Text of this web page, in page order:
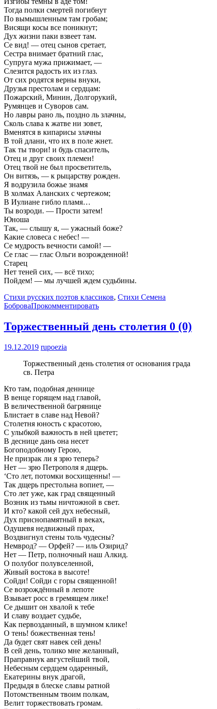
Тогда полки смертей погибнут
По вымышленным там гробам;
Висящи косы все поникнут;
Дух жизни паки взвеет там.
Се вид! — отец сынов сретает,
Сестра внимает братний глас,
Супруга мужа прижимает, —
Слезится радость их из глаз.
От сих родятся верны внуки,
Друзья престолам и сердцам:
Пожарский, Минин, Долгорукий,
Румянцев и Суворов сам.
Но лавры рано ль, поздно ль злачны,
Сколь слава к жатве ни зовет,
Вменятся в кипарисы злачны
В той длани, что их в поле жнет.
Так ты твори! и будь спаситель,
Отец и друг своих племен!
Отец твой не был просветитель,
Он витязь, — к рыцарству рожден.
Я водрузила божье знамя
В холмах Аланских с чертежом;
В Иулиане гибло пламя…
Ты возроди. — Прости затем!
Юноша
Так, — слышу я, — ужасный боже?
Какие словеса с небес! —
Се мудрость вечности самой! —
Се глас — глас Ольги возрожденной!
Старец
Нет теней сих, — всё тихо;
Пойдем! — мы лучшей ждем судьбины.
Стихи русских поэтов классиков, Стихи Семена
БоброваПрокомментировать
Торжественный день столетия 0 (0)
19.12.2019 rupoezia
Торжественный день столетия от основания града
св. Петра
Кто там, подобная деннице
В венце горящем над главой,
В величественной багрянице
Блистает в славе над Невой?
Столетня юность с красотою,
С улыбкой важность в ней цветет;
В деснице дань она несет
Богоподобному Герою,
Не призрак ли я зрю теперь?
Нет — зрю Петрополя я дщерь.
‘Сто лет, потомки восхищенны! —
Так дщерь престольна вопиет, —
Сто лет уже, как град священный
Возник из тьмы ничтожной в свет.
И кто? какой сей дух небесный,
Дух приснопамятный в веках,
Одушевя недвижный прах,
Воздвигнул стены толь чудесны?
Немврод? — Орфей? — иль Озирид?
Нет — Петр, полночный наш Алкид.
О полубог полувселенной,
Живый востока в высоте!
Сойди! Сойди с горы священной!
Се возрождённый в лепоте
Взывает росс в гремящем лике!
Се дышит он хвалой к тебе
И славу воздает судьбе,
Как первозданный, в шумном клике!
О тень! божественная тень!
Да будет свят навек сей день!
В сей день, толико мне желанный,
Праправнук августейший твой,
Небесным сердцем одаренный,
Екатерины внук драгой,
Предыдя в блеске славы ратной
Потомственным твоим полкам,
Велит торжествовать громам.